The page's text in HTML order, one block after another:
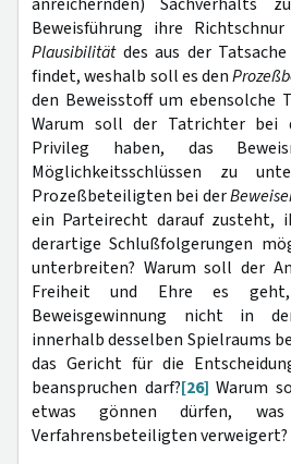
Beweisführung ihre
Plausibilitätdes aus der Tatsache
findet, weshalb soll es den
den Beweisstoff um ebensolche
Warum soll der Tatrichter bei
Privileg haben, das
Möglichkeitsschlüssen zu
Prozeßbeteiligten bei der
ein Parteirecht darauf zusteht,
derartige Schlußfolgerungen
unterbreiten? Warum soll der
Freiheit und Ehre es
Beweisgewinnung nicht in
innerhalb desselben Spielraums
das Gericht für die
beanspruchen darf?[26] Warum
etwas gönnen dürfen,
Verfahrensbeteiligten verweigert?